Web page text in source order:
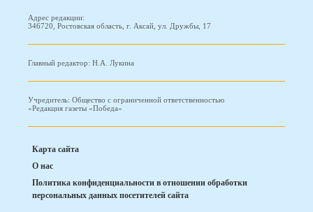
Адрес редакции:
346720, Ростовская область, г. Аксай, ул. Дружбы, 17
Главный редактор: Н.А. Лукина
Учредитель: Общество с ограниченной ответственностью
«Редакция газеты «Победа»
Карта сайта
О нас
Политика конфиденциальности в отношении обработки
персональных данных посетителей сайта